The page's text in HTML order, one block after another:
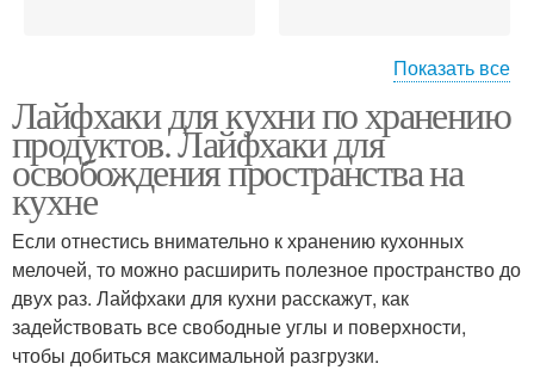
Хранения на маленькой Хранения в маленькой
Кухонные лайфхаки Лайфхаки по экономии
Показать все
Лайфхаки для кухни по хранению
продуктов. Лайфхаки для
освобождения пространства на
кухне
Если отнестись внимательно к хранению кухонных
мелочей, то можно расширить полезное пространство до
двух раз. Лайфхаки для кухни расскажут, как
задействовать все свободные углы и поверхности,
чтобы добиться максимальной разгрузки.